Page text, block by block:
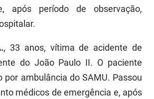
após período de observação,
, 33 anos, vítima de acidente de
do João Paulo II. O paciente
por ambulância do SAMU. Passou
médicos de emergência e, após